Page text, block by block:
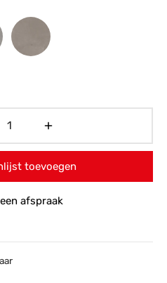
toevoegen
afspraak